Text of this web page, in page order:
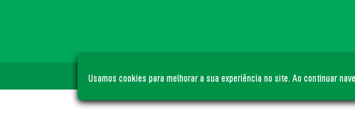
Usamos cookies para melhorar a sua experiência no site. Ao continuar
© ACE Santa